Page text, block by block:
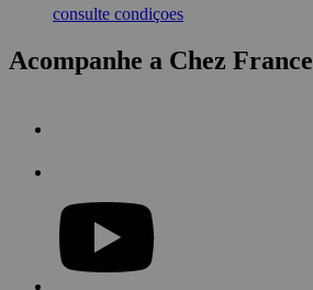
consulte condiçoes
Acompanhe a Chez France